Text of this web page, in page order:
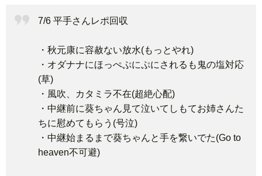
7/6 平手さんレポ回収
・秋元康に容赦ない放水(もっとやれ)
・オダナナにほっぺぷにぷにされるも鬼の塩対応
(草)
・風吹、カタミラ不在(超絶心配)
・中継前に葵ちゃん見て泣いてしもてお姉さんた
ちに慰めてもらう(号泣)
・中継始まるまで葵ちゃんと手を繋いでた(Go to
heaven不可避)